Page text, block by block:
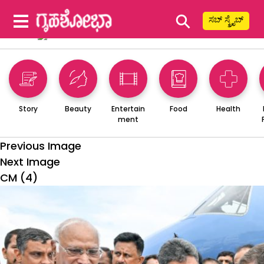
⚲ ಸಬ್ ಸ್ಕ್ರೈಬ್
Story Beauty
Entertain
ment
Food Health
Previous Image
Next Image
CM (4)